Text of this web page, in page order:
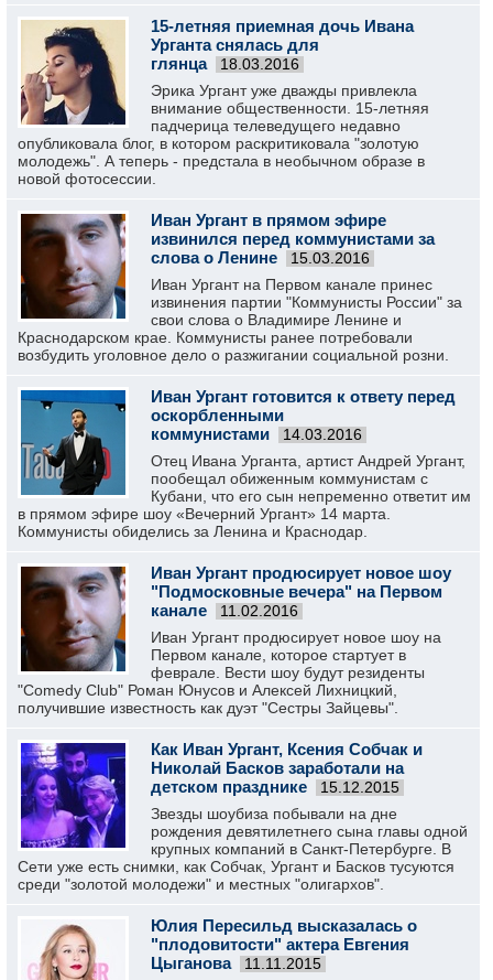
15-летняя приемная дочь Ивана
Урганта снялась для
глянца
18.03.2016
Эрика Ургант уже дважды привлекла
внимание общественности. 15-летняя
падчерица телеведущего недавно
опубликовала блог, в котором раскритиковала "золотую
молодежь". А теперь - предстала в необычном образе в
новой фотосессии.
Иван Ургант в прямом эфире
извинился перед коммунистами за
слова о Ленине
15.03.2016
Иван Ургант на Первом канале принес
извинения партии "Коммунисты России" за
свои слова о Владимире Ленине и
Краснодарском крае. Коммунисты ранее потребовали
возбудить уголовное дело о разжигании социальной розни.
Иван Ургант готовится к ответу перед
оскорбленными
коммунистами
14.03.2016
Отец Ивана Урганта, артист Андрей Ургант,
пообещал обиженным коммунистам с
Кубани, что его сын непременно ответит им
в прямом эфире шоу «Вечерний Ургант» 14 марта.
Коммунисты обиделись за Ленина и Краснодар.
Иван Ургант продюсирует новое шоу
"Подмосковные вечера" на Первом
канале
11.02.2016
Иван Ургант продюсирует новое шоу на
Первом канале, которое стартует в
феврале. Вести шоу будут резиденты
"Comedy Club" Роман Юнусов и Алексей Лихницкий,
получившие известность как дуэт "Сестры Зайцевы".
Как Иван Ургант, Ксения Собчак и
Николай Басков заработали на
детском празднике
15.12.2015
Звезды шоубиза побывали на дне
рождения девятилетнего сына главы одной
крупных компаний в Санкт-Петербурге. В
Сети уже есть снимки, как Собчак, Ургант и Басков тусуются
среди "золотой молодежи" и местных "олигархов".
Юлия Пересильд высказалась о
"плодовитости" актера Евгения
Цыганова
11.11.2015